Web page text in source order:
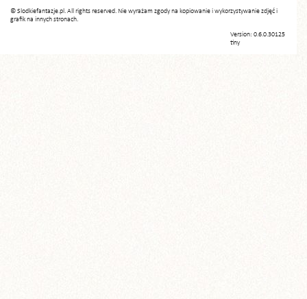
© Slodkiefantazje.pl. All rights reserved. Nie wyrażam zgody na kopiowanie i wykorzystywanie zdjęć i
grafik na innych stronach.
Version: 0.6.0.30125
tiny